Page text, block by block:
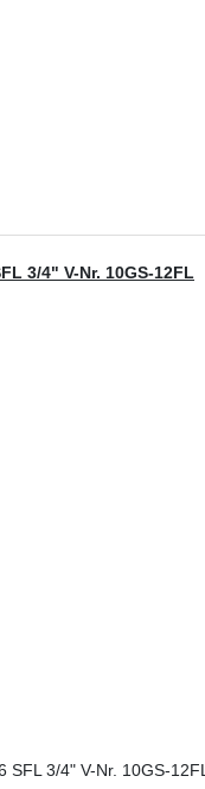
3/4" V-Nr. 10GS-12FL
SFL 3/4" V-Nr. 10GS-12FL